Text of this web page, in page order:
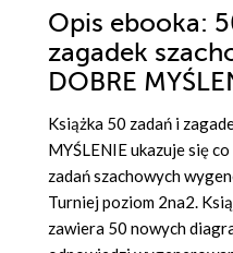
Opis ebooka:
zagadek
DOBRE
Książka 50 zadań i
MYŚLENIE ukazuje się
zadań szachowych
Turniej poziom 2na2.
zawiera 50 nowych